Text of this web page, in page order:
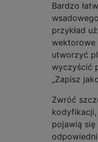
Bardzo
przykład
wektorowe
utworzyć
wyczyścić
„Zapisz
Zwróć
pojawią